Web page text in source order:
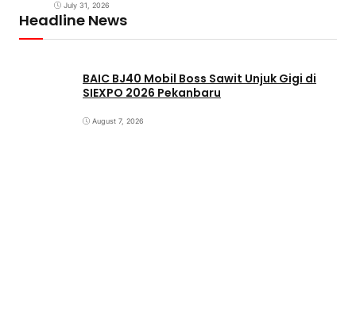
July 31, 2026
Headline News
BAIC BJ40 Mobil Boss Sawit Unjuk Gigi di
SIEXPO 2026 Pekanbaru
August 7, 2026